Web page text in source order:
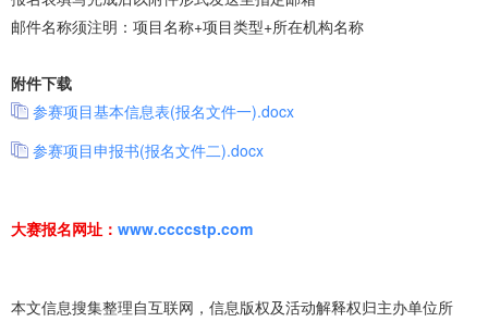
邮件名称须注明：项目名称+项目类型+所在机构名称
附件下载
参赛项目基本信息表(报名文件一).docx
参赛项目申报书(报名文件二).docx
大赛报名网址： www.ccccstp.com
本文信息搜集整理自互联网，信息版权及活动解释权归主办单位所